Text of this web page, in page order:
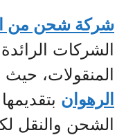
شركة شحن من
الشركات
المنقولات، حيث
الرهوان
الشحن والنقل